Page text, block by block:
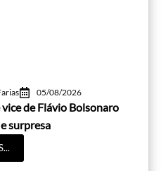
05/08/2026
vice de Flávio Bolsonaro
surpresa